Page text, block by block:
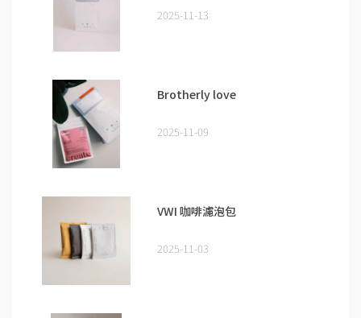
2025-11-13
Brotherly love
2025-11-09
VWI 咖啡濾泡包
2025-11-03